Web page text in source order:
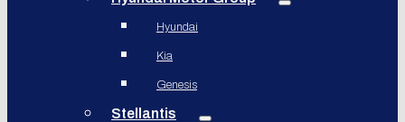
Hyundai
Kia
Genesis
Stellantis